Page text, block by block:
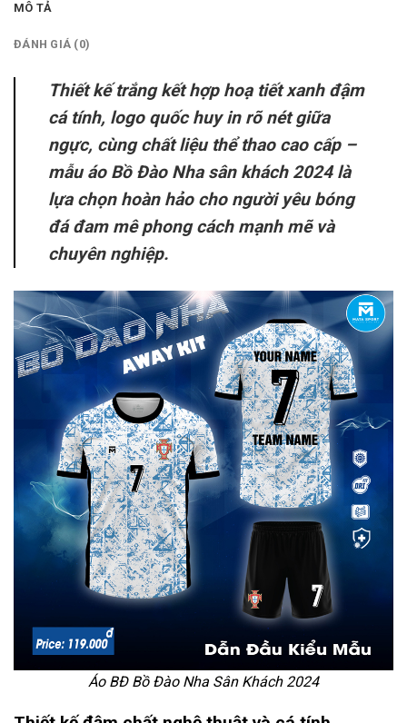
MÔ TẢ
ĐÁNH GIÁ (0)
Thiết kế trắng kết hợp hoạ tiết xanh đậm
cá tính, logo quốc huy in rõ nét giữa
ngực, cùng chất liệu thể thao cao cấp –
mẫu áo Bồ Đào Nha sân khách 2024 là
lựa chọn hoàn hảo cho người yêu bóng
đá đam mê phong cách mạnh mẽ và
chuyên nghiệp.
Áo BĐ Bồ Đào Nha Sân Khách 2024